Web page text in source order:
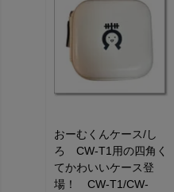
おーむくんケース/し
ろ CW-T1用の四角く
てかわいいケース登
場！ CW-T1/CW-